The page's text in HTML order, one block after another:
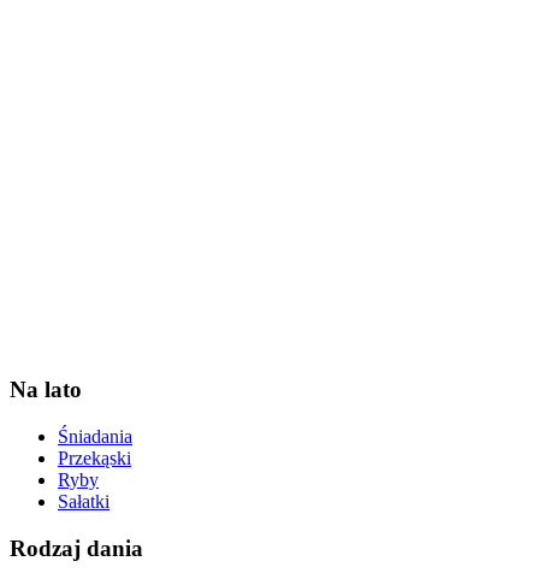
Na lato
Śniadania
Przekąski
Ryby
Sałatki
Rodzaj dania